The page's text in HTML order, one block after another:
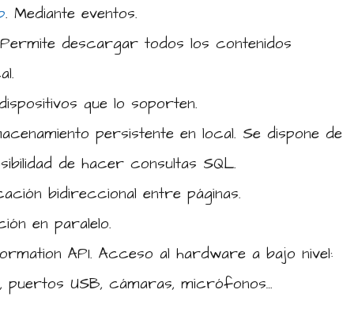
. Mediante eventos.
descargar todos los contenidos
que lo soporten.
persistente en local. Se dispone de
de hacer consultas SQL.
bidireccional entre páginas.
en paralelo.
API. Acceso al hardware a bajo nivel:
puertos USB, cámaras, micrófonos…